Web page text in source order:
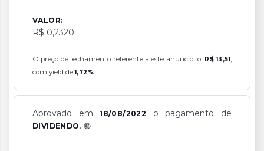
VALOR:
R$ 0,2320
O preço de fechamento referente a este anúncio foi R$ 13,51,
com yield de1,72%.
Aprovado em18/08/2022 o pagamento de
DIVIDENDO .